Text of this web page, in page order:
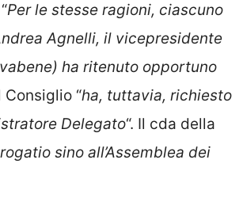
Per le stesse ragioni, ciascuno
Agnelli, il vicepresidente
ha ritenuto opportuno
Consiglio “ha, tuttavia, richiesto
Delegato“. Il cda della
sino all’Assemblea dei